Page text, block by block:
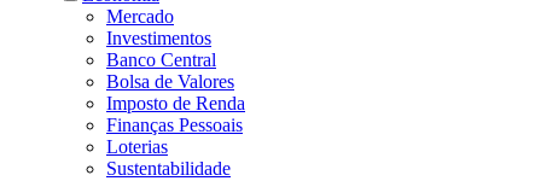
Mercado
Investimentos
Banco Central
Bolsa de Valores
Imposto de Renda
Finanças Pessoais
Loterias
Sustentabilidade